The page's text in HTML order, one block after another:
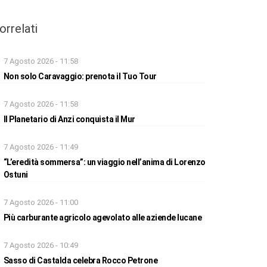
7 Agosto 2026 - 11:58
Non solo Caravaggio: prenota il Tuo Tour
7 Agosto 2026 - 11:58
Il Planetario di Anzi conquista il Mur
7 Agosto 2026 - 11:49
“L’eredità sommersa”: un viaggio nell’anima di Lorenzo
Ostuni
7 Agosto 2026 - 11:00
Più carburante agricolo agevolato alle aziende lucane
7 Agosto 2026 - 10:49
Sasso di Castalda celebra Rocco Petrone